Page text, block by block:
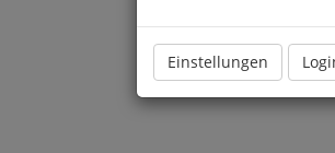
Einstellungen